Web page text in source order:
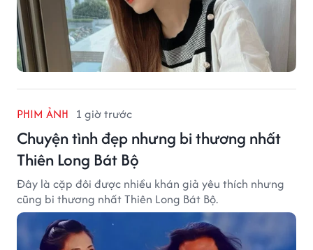
PHIM ẢNH 1 giờ trước
Chuyện tình đẹp nhưng bi thương nhất
Thiên Long Bát Bộ
Đây là cặp đôi được nhiều khán giả yêu thích nhưng
cũng bi thương nhất Thiên Long Bát Bộ.